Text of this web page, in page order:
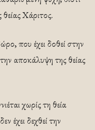
θείας Χάριτος.
που έχει δοθεί στην
αποκάλυψη της θείας
χωρίς τη θεία
έχει δεχθεί την